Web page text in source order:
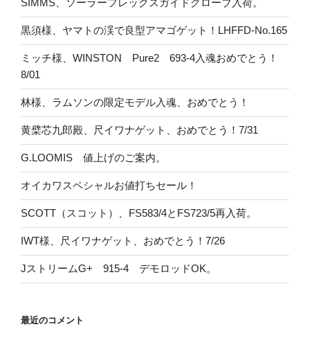
SIMMS、ソーラーフレックスガイドグローブ入荷。
黒須様、ヤマトの渓で良型アマゴゲット！LHFFD-No.165
ミッチ様、WINSTON Pure2 693-4入魂おめでとう！
8/01
林様、ラムソンの限定モデル入魂、おめでとう！
黄檗芯九郎殿、尺イワナゲット、おめでとう！7/31
G.LOOMIS 値上げのご案内。
オイカワスペシャルお値打ちセール！
SCOTT（スコット）、FS583/4とFS723/5再入荷。
IWT様、尺イワナゲット、おめでとう！7/26
JストリームG+ 915-4 デモロッドOK。
最近のコメント